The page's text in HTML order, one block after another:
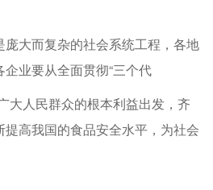
大而复杂的社会系统工程，各地
业要从全面贯彻“三个代
大人民群众的根本利益出发，齐
高我国的食品安全水平，为社会